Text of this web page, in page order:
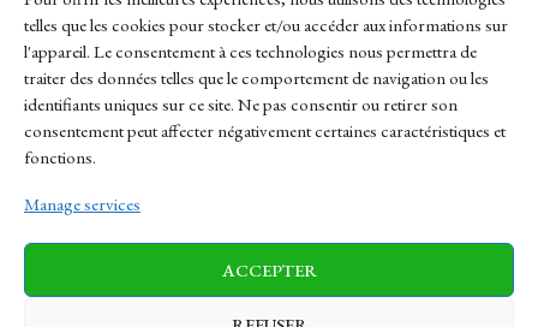
telles que les cookies pour stocker et/ou accéder aux informations sur
l'appareil. Le consentement à ces technologies nous permettra de
traiter des données telles que le comportement de navigation ou les
identifiants uniques sur ce site. Ne pas consentir ou retirer son
consentement peut affecter négativement certaines caractéristiques et
fonctions.
Manage services
ACCEPTER
Links
Contact
Sitemap
News Finance-Marches Politics
Business Tech Health Sports Travel